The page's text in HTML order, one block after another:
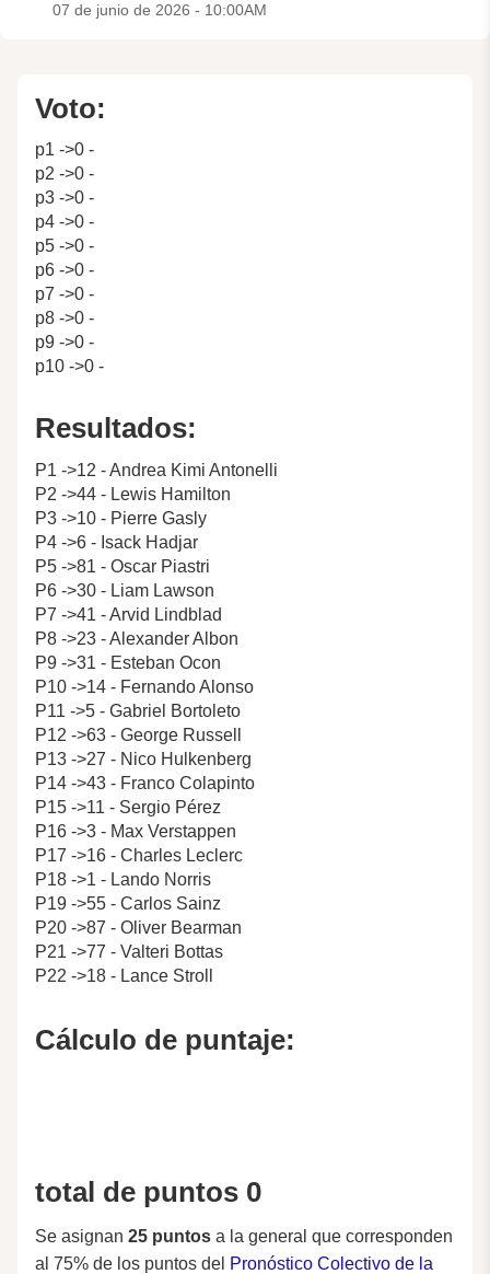
07 de junio de 2026 - 10:00AM
Voto:
p1 ->0 -
p2 ->0 -
p3 ->0 -
p4 ->0 -
p5 ->0 -
p6 ->0 -
p7 ->0 -
p8 ->0 -
p9 ->0 -
p10 ->0 -
Resultados:
P1 ->12 - Andrea Kimi Antonelli
P2 ->44 - Lewis Hamilton
P3 ->10 - Pierre Gasly
P4 ->6 - Isack Hadjar
P5 ->81 - Oscar Piastri
P6 ->30 - Liam Lawson
P7 ->41 - Arvid Lindblad
P8 ->23 - Alexander Albon
P9 ->31 - Esteban Ocon
P10 ->14 - Fernando Alonso
P11 ->5 - Gabriel Bortoleto
P12 ->63 - George Russell
P13 ->27 - Nico Hulkenberg
P14 ->43 - Franco Colapinto
P15 ->11 - Sergio Pérez
P16 ->3 - Max Verstappen
P17 ->16 - Charles Leclerc
P18 ->1 - Lando Norris
P19 ->55 - Carlos Sainz
P20 ->87 - Oliver Bearman
P21 ->77 - Valteri Bottas
P22 ->18 - Lance Stroll
Cálculo de puntaje:
total de puntos 0
Se asignan 25 puntos a la general que corresponden
al 75% de los puntos del Pronóstico Colectivo de la